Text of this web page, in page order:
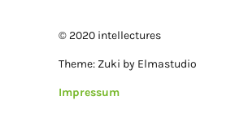
© 2020 intellectures
Theme: Zuki by Elmastudio
Impressum